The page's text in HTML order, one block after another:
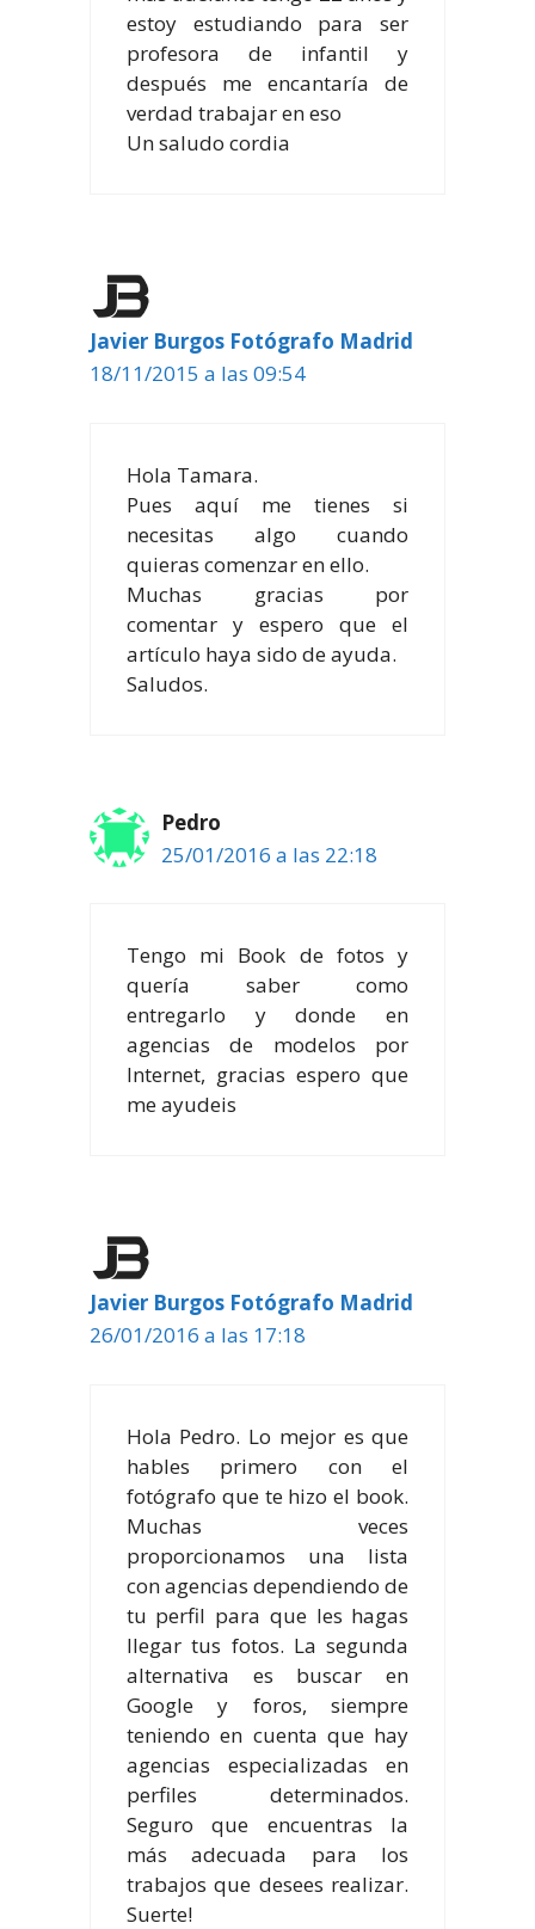
estoy estudiando para ser
profesora de infantil y
después me encantaría de
verdad trabajar en eso
Un saludo cordia
Javier Burgos Fotógrafo Madrid
18/11/2015 a las 09:54
Hola Tamara.
Pues aquí me tienes si
necesitas algo cuando
quieras comenzar en ello.
Muchas gracias por
comentar y espero que el
artículo haya sido de ayuda.
Saludos.
Pedro
25/01/2016 a las 22:18
Tengo mi Book de fotos y
quería saber como
entregarlo y donde en
agencias de modelos por
Internet, gracias espero que
me ayudeis
Javier Burgos Fotógrafo Madrid
26/01/2016 a las 17:18
Hola Pedro. Lo mejor es que
hables primero con el
fotógrafo que te hizo el book.
Muchas veces
proporcionamos una lista
con agencias dependiendo de
tu perfil para que les hagas
llegar tus fotos. La segunda
alternativa es buscar en
Google y foros, siempre
teniendo en cuenta que hay
agencias especializadas en
perfiles determinados.
Seguro que encuentras la
más adecuada para los
trabajos que desees realizar.
Suerte!